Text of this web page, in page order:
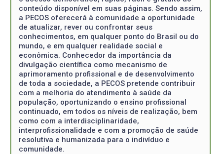
conteúdo disponível em suas páginas. Sendo assim,
a PECOS oferecerá à comunidade a oportunidade
de atualizar, rever ou confrontar seus
conhecimentos, em qualquer ponto do Brasil ou do
mundo, e em qualquer realidade social e
econômica. Conhecedor da importância da
divulgação científica como mecanismo de
aprimoramento profissional e de desenvolvimento
de toda a sociedade, a PECOS pretende contribuir
com a melhoria do atendimento à saúde da
população, oportunizando o ensino profissional
continuado, em todos os níveis de realização, bem
como com a interdisciplinaridade,
interprofissionalidade e com a promoção de saúde
resolutiva e humanizada para o indivíduo e
comunidade.